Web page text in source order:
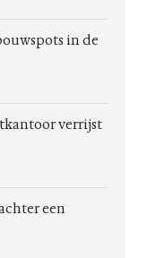
in de
verrijst
een